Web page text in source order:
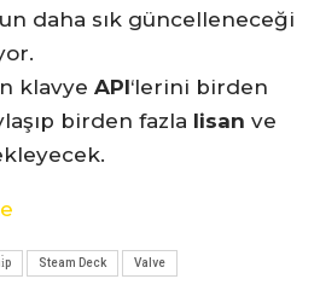
daha sık güncelleneceği
klavye API‘lerini birden
birden fazla lisan ve
Steam Deck Valve